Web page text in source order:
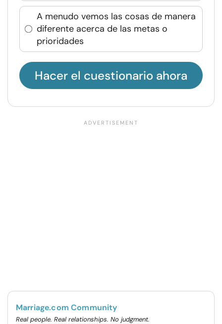
A menudo vemos las cosas de manera
diferente acerca de las metas o
prioridades
Hacer el cuestionario ahora
Marriage.com Community
Real people. Real relationships. No judgment.